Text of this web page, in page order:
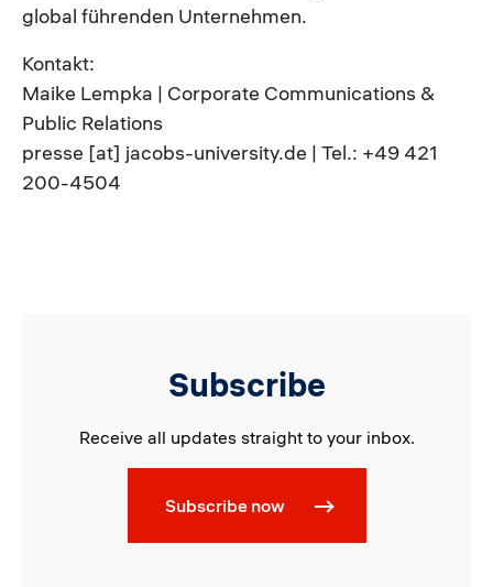
global führenden Unternehmen.
Kontakt:
Maike Lempka | Corporate Communications &
Public Relations
presse [at] jacobs-university.de | Tel.: +49 421
200-4504
Subscribe
Receive all updates straight to your inbox.
Subscribe now